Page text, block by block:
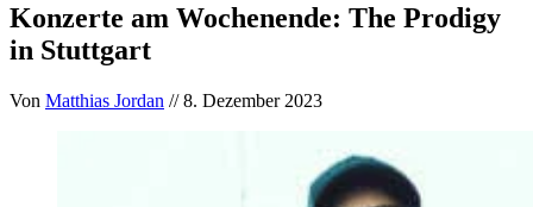
Konzerte am Wochenende: The Prodigy
in Stuttgart
Von Matthias Jordan // 8. Dezember 2023